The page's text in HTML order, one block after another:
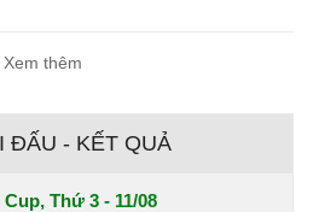
Xem thêm
ĐẤU - KẾT QUẢ
Thứ 3 - 11/08